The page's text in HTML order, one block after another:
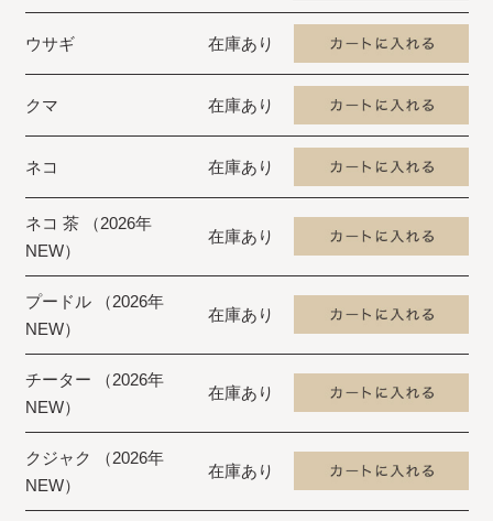
ウサギ 在庫あり
クマ 在庫あり
ネコ 在庫あり
ネコ 茶 （2026年
NEW）
在庫あり
プードル （2026年
NEW）
在庫あり
チーター （2026年
NEW）
在庫あり
クジャク （2026年
NEW）
在庫あり